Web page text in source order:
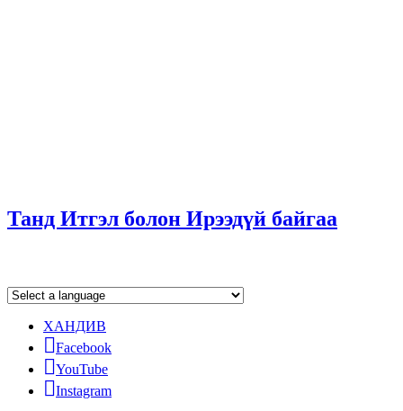
Танд Итгэл болон Ирээдүй байгаа
ХАНДИВ
Facebook
YouTube
Instagram